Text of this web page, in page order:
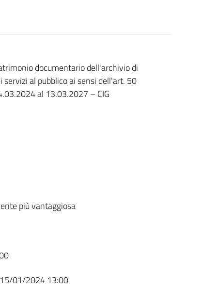
documentario dell'archivio di
al pubblico ai sensi dell'art. 50
al 13.03.2027 – CIG
più vantaggiosa
01/2024 13:00